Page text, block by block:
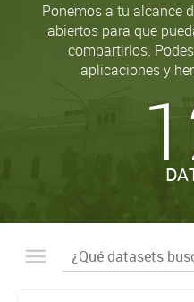
Ponemos a tu alcance
abiertos para que
compartirlos.
aplicaciones y